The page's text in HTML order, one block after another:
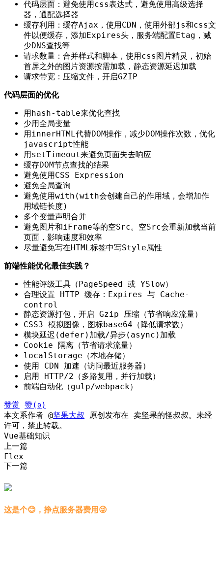
代码层面：避免使用css表达式，避免使用高级选择
器，通配选择器
缓存利用：缓存Ajax，使用CDN，使用外部js和css文
件以便缓存，添加Expires头，服务端配置Etag，减
少DNS查找等
请求数量：合并样式和脚本，使用css图片精灵，初始
首屏之外的图片资源按需加载，静态资源延迟加载
请求带宽：压缩文件，开启GZIP
代码层面的优化
用hash-table来优化查找
少用全局变量
用innerHTML代替DOM操作，减少DOM操作次数，优化
javascript性能
用setTimeout来避免页面失去响应
缓存DOM节点查找的结果
避免使用CSS Expression
避免全局查询
避免使用with(with会创建自己的作用域，会增加作
用域链长度)
多个变量声明合并
避免图片和iFrame等的空Src。空Src会重新加载当前
页面，影响速度和效率
尽量避免写在HTML标签中写Style属性
前端性能优化最佳实践？
性能评级工具（PageSpeed 或 YSlow）
合理设置 HTTP 缓存：Expires 与 Cache-
control
静态资源打包，开启 Gzip 压缩（节省响应流量）
CSS3 模拟图像，图标base64（降低请求数）
模块延迟(defer)加载/异步(async)加载
Cookie 隔离（节省请求流量）
localStorage（本地存储）
使用 CDN 加速（访问最近服务器）
启用 HTTP/2（多路复用，并行加载）
前端自动化（gulp/webpack）
赞赏 赞( 0 )
本文系作者 @坚果大叔 原创发布在 卖坚果的怪叔叔。未经
许可，禁止转载。
Vue基础知识
上一篇
Flex
下一篇
这是个😊，挣点服务器费用😜